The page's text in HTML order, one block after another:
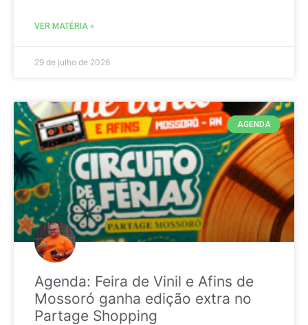
VER MATÉRIA »
29 de julho de 2026
AGENDA
Agenda: Feira de Vinil e Afins de
Mossoró ganha edição extra no
Partage Shopping